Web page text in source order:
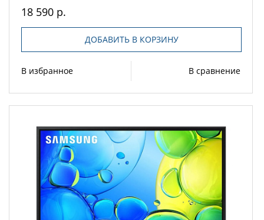
18 590 р.
ДОБАВИТЬ В КОРЗИНУ
В избранное В сравнение